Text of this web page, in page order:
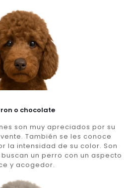
o chocolate
son muy apreciados por su
También se les conoce
la intensidad de su color. Son
un perro con un aspecto
y acogedor.